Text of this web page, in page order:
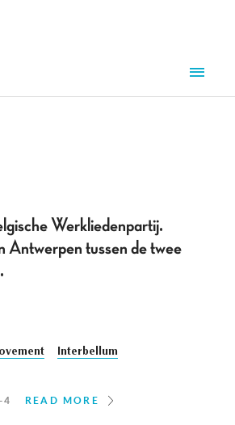
Werkliedenpartij.
Antwerpen tussen de twee
Interbellum
4 READ MORE